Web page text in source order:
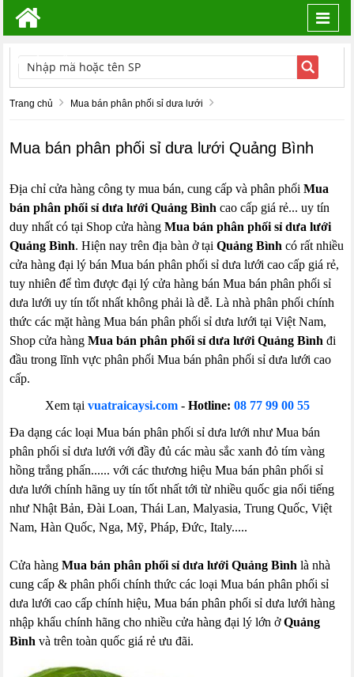
TÌM KIẾM
Trang chủ Mua bán phân phối sỉ dưa lưới
Mua bán phân phối sỉ dưa lưới Quảng Bình
Địa chỉ cửa hàng công ty mua bán, cung cấp và phân phốiMua
bán phân phối sỉ dưa lưới Quảng Bình cao cấp giá rẻ... uy tín
duy nhất có tại Shop cửa hàngMua bán phân phối sỉ dưa lưới
Quảng Bình. Hiện nay trên địa bàn ở tạiQuảng Bình có rất nhiều
cửa hàng đại lý bán Mua bán phân phối sỉ dưa lưới cao cấp giá rẻ,
tuy nhiên để tìm được đại lý cửa hàng bán Mua bán phân phối sỉ
dưa lưới uy tín tốt nhất không phải là dễ. Là nhà phân phối chính
thức các mặt hàng Mua bán phân phối sỉ dưa lưới tại Việt Nam,
Shop cửa hàngMua bán phân phối sỉ dưa lưới Quảng Bình đi
đầu trong lĩnh vực phân phối Mua bán phân phối sỉ dưa lưới cao
cấp.
Xem tại vuatraicaysi.com- Hotline: 08 77 99 00 55
Đa dạng các loại Mua bán phân phối sỉ dưa lưới như Mua bán
phân phối sỉ dưa lưới với đầy đủ các màu sắc xanh đỏ tím vàng
hồng trắng phấn...... với các thương hiệu Mua bán phân phối sỉ
dưa lưới chính hãng uy tín tốt nhất tới từ nhiều quốc gia nổi tiếng
như Nhật Bản, Đài Loan, Thái Lan, Malyasia, Trung Quốc, Việt
Nam, Hàn Quốc, Nga, Mỹ, Pháp, Đức, Italy.....
Cửa hàngMua bán phân phối sỉ dưa lưới Quảng Bình là nhà
cung cấp & phân phối chính thức các loại Mua bán phân phối sỉ
dưa lưới cao cấp chính hiệu, Mua bán phân phối sỉ dưa lưới hàng
nhập khẩu chính hãng cho nhiều cửa hàng đại lý lớn ởQuảng
Bình và trên toàn quốc giá rẻ ưu đãi.